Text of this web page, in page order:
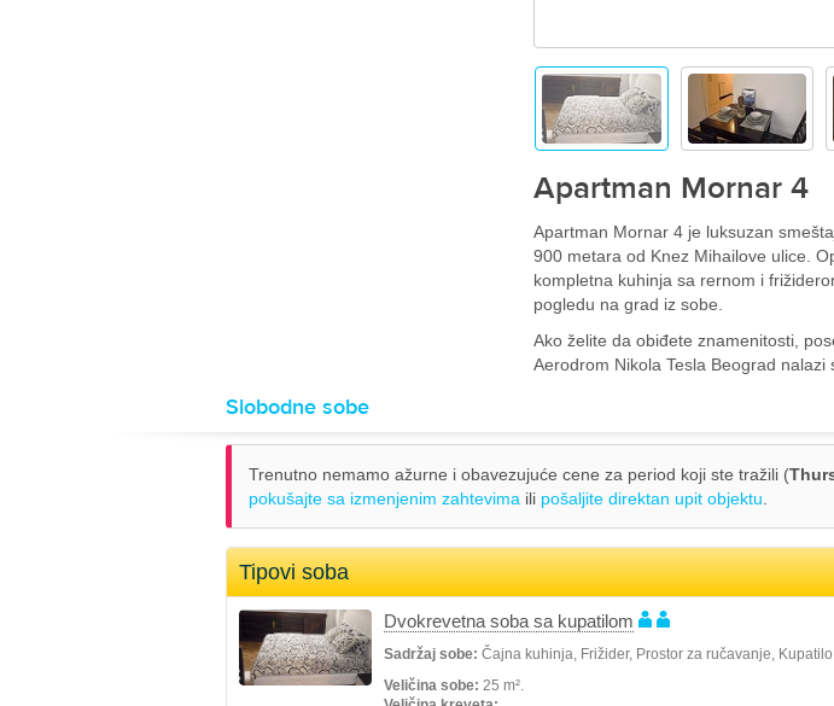
Apartman Mornar 4
Apartman Mornar 4 je luksuzan
900 metara od Knez Mihailove ulice.
kompletna kuhinja sa rernom i
pogledu na grad iz sobe.
Ako želite da obiđete znamenitosti,
Aerodrom Nikola Tesla Beograd nalazi
Slobodne sobe
Trenutno nemamo ažurne i obavezujuće cene za period koji ste tražili (
pokušajte sa izmenjenim zahtevima ili pošaljite direktan upit objektu
Tipovi soba
Dvokrevetna soba sa kupatilom
Sadržaj sobe: Čajna kuhinja, Frižider, Prostor za ručavanje,
Veličina sobe: 25 m².